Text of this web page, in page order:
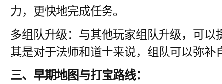
力，更快地完成任务。
多组队升级：与其他玩家组队升级，可以
其是对于法师和道士来说，组队可以弥补
三、早期地图与打宝路线：